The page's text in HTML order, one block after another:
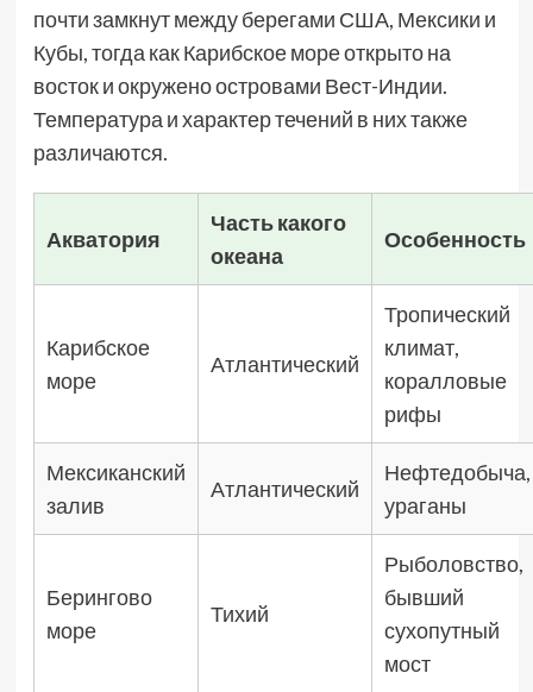
почти замкнут между берегами США, Мексики и
Кубы, тогда как Карибское море открыто на
восток и окружено островами Вест-Индии.
Температура и характер течений в них также
различаются.
Акватория
Часть какого
океана
Особенность
Карибское
море
Атлантический
Тропический
климат,
коралловые
рифы
Мексиканский
залив
Атлантический
Нефтедобыча,
ураганы
Берингово
море
Тихий
Рыболовство,
бывший
сухопутный
мост